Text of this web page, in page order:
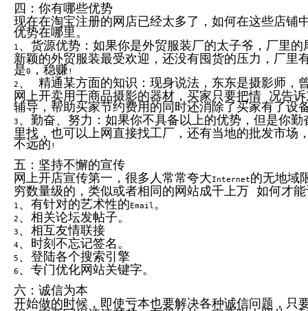
Decoration
美
化
计
卖
网
Procurement
专
代
购
系
统
Static
设
计
四：你有哪些优势
现在在淘宝注册的网店已经太多了，如何在这些店铺
优势在哪里。
1 、货源优势：如果你是外贸服装厂的太子爷，厂里
新颖的外贸服装最受欢迎，还没有囤货的压力，厂
是0，稳赚!
2 、 精通某方面的知识：现身说法，东东是摄影师，
网上开卖用于商品摄影的器材，买家只要把情 况告
辅导，帮助买家节约费用的同时还消除了买家有了设
3 、勤奋、努力：如果你不具备以上的优势，但是你
里找，也可以上网直接找工厂，还有当地的批发市
不远的 !
五：坚持不懈的宣传
网上开店宣传第一，很多人常常夸大Internet的无地域
穷数量级的，类似或者相同的网站成千上万 如何才
1 、有针对的艺术性的Email 。
2 、相关论坛发帖子。
3 、相互友情联接
4、时刻不忘记签名。
5 、登陆各个搜索引擎
6 、专门优化网站关键字。
六：诚信为本
开始做的时候，即使亏本也要解决各种诚信问题，